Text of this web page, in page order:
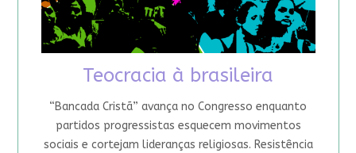
Teocracia à brasileira
“Bancada Cristã” avança no Congresso enquanto
partidos progressistas esquecem movimentos
sociais e cortejam lideranças religiosas. Resistência